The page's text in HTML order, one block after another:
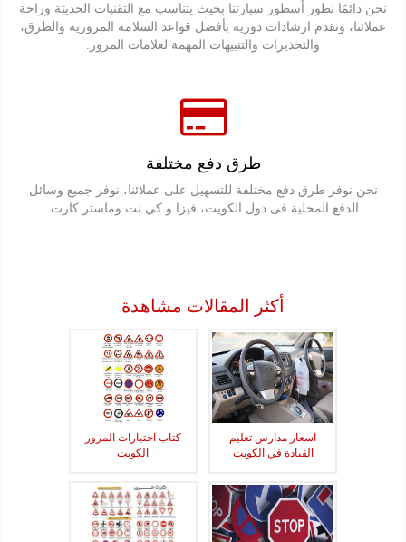
نحن دائمًا نطور أسطور سيارتنا بحيث يتناسب مع التقنيات الحديثة وراحة
عملائنا، ونقدم ارشادات دورية بأفضل قواعد السلامة المرورية والطرق،
والتحذيرات والتنبيهات المهمة لعلامات المرور.
طرق دفع مختلفة
نحن نوفر طرق دفع مختلفة للتسهيل على عملائنا، نوفر جميع وسائل
الدفع المحلية فى دول الكويت، فيزا و كي نت وماستر كارت.
أكثر المقالات مشاهدة
اسعار مدارس تعليم
القيادة في الكويت
كتاب اختبارات المرور
الكويت